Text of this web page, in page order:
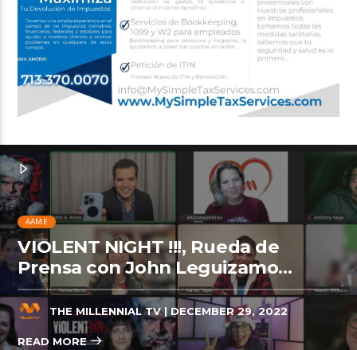
AAME
VIOLENT NIGHT !!!, Rueda de
Prensa con John Leguizamo…
THE MILLENNIAL TV| DECEMBER 29, 2022
READ MORE